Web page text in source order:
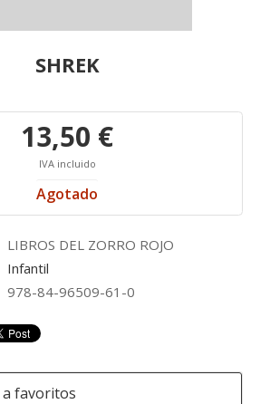
SHREK
13,50 €
IVA incluido
Agotado
LIBROS DEL ZORRO ROJO
Infantil
978-84-96509-61-0
favoritos